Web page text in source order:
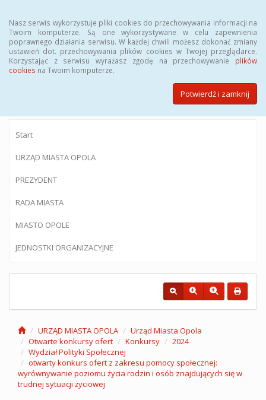
Nasz serwis wykorzystuje pliki cookies do przechowywania informacji na
Twoim komputerze. Są one wykorzystywane w celu zapewnienia
poprawnego działania serwisu. W każdej chwili możesz dokonać zmiany
ustawień dot. przechowywania plików cookies w Twojej przeglądarce.
Korzystając z serwisu wyrażasz zgodę na przechowywanie plików
cookies na Twoim komputerze.
Potwierdź i zamknij
BIULETYN INFORMACJI PUBLICZNEJ
Urzędu Miasta Opola
Start
URZĄD MIASTA OPOLA
PREZYDENT
RADA MIASTA
MIASTO OPOLE
JEDNOSTKI ORGANIZACYJNE
URZĄD MIASTA OPOLA
Urząd Miasta Opola
Otwarte konkursy ofert
Konkursy
2024
Wydział Polityki Społecznej
otwarty konkurs ofert z zakresu pomocy społecznej:
wyrównywanie poziomu życia rodzin i osób znajdujących się w
trudnej sytuacji życiowej